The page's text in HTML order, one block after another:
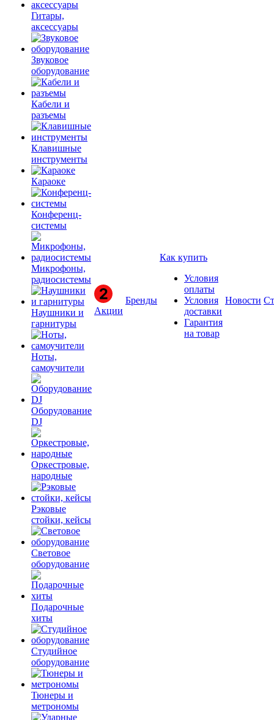
Гитары,
аксессуары
Звуковое
оборудование
Кабели и
разъемы
Клавишные
инструменты
Караоке
Конференц-
системы
Микрофоны,
радиосистемы
Наушники и
гарнитуры
Ноты,
самоучители
Оборудование
DJ
Оркестровые,
народные
Рэковые
стойки, кейсы
Световое
оборудование
Подарочные
хиты
Студийное
оборудование
Тюнеры и
метрономы
Акции
Бренды
Как купить
Условия
оплаты
Условия
доставки
Гарантия
на товар
Новости